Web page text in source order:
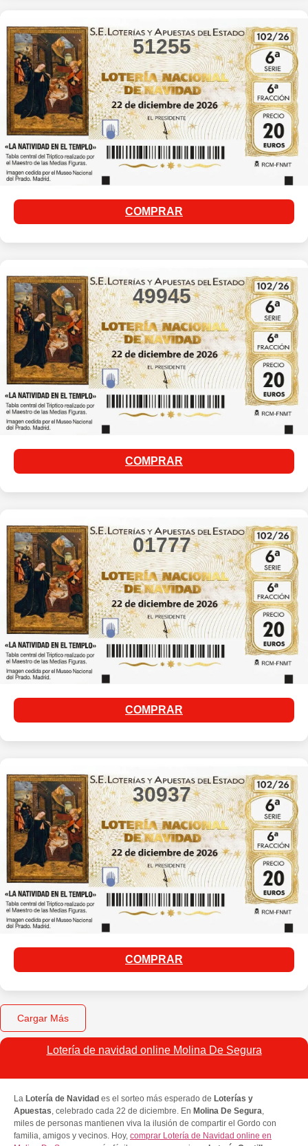
51255
COMPRAR
49945
COMPRAR
01777
COMPRAR
30937
COMPRAR
Cargar Más
Lotería de navidad online Molina De Segura
La Lotería de Navidad es el sorteo más esperado de Loterías y
Apuestas, celebrado cada 22 de diciembre. En Molina De Segura,
miles de personas mantienen viva la ilusión de compartir el Gordo con
familia, amigos y vecinos. Hoy, comprar Lotería de Navidad online en